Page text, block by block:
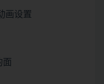
画设置
面